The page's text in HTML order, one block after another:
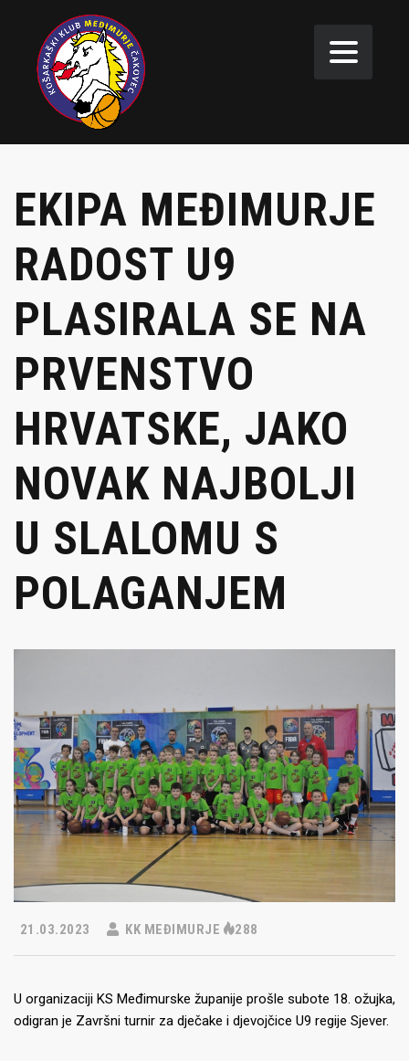
EKIPA MEĐIMURJE
RADOST U9
PLASIRALA SE NA
PRVENSTVO
HRVATSKE, JAKO
NOVAK NAJBOLJI
U SLALOMU S
POLAGANJEM
21.03.2023 KK MEĐIMURJE 288
U organizaciji KS Međimurske županije prošle subote 18. ožujka,
odigran je Završni turnir za dječake i djevojčice U9 regije Sjever.